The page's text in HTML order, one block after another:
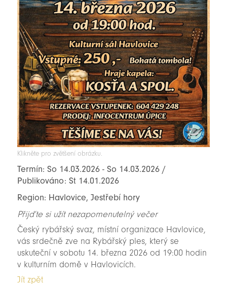
Klikněte pro zvětšení obrázku.
Termín: So 14.03.2026 - So 14.03.2026 /
Publikováno: St 14.01.2026
Region: Havlovice, Jestřebí hory
Přijďte si užít nezapomenutelný večer
Český rybářský svaz, místní organizace Havlovice,
vás srdečně zve na Rybářský ples, který se
uskuteční v sobotu 14. března 2026 od 19:00 hodin
v kulturním domě v Havlovicích.
Jít zpět